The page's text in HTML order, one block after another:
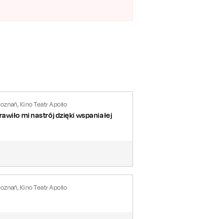
Garland,
Kino Teatr Apollo
mi nastrój dzięki wspaniałej
Kino Teatr Apollo